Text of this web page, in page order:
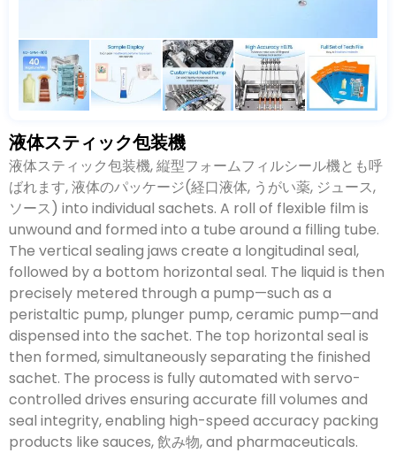
液体スティック包装機
液体スティック包装機, 縦型フォームフィルシール機とも呼
ばれます, 液体のパッケージ(経口液体, うがい薬, ジュース,
ソース) into individual sachets. A roll of flexible film is
unwound and formed into a tube around a filling tube.
The vertical sealing jaws create a longitudinal seal,
followed by a bottom horizontal seal. The liquid is then
precisely metered through a pump—such as a
peristaltic pump, plunger pump,ceramic pump—and
dispensed into the sachet. The top horizontal seal is
then formed,simultaneously separating the finished
sachet. The process is fully automated with servo-
controlled drives ensuring accurate fill volumes and
seal integrity,enabling high-speed accuracy packing
products like sauces, 飲み物,and pharmaceuticals.